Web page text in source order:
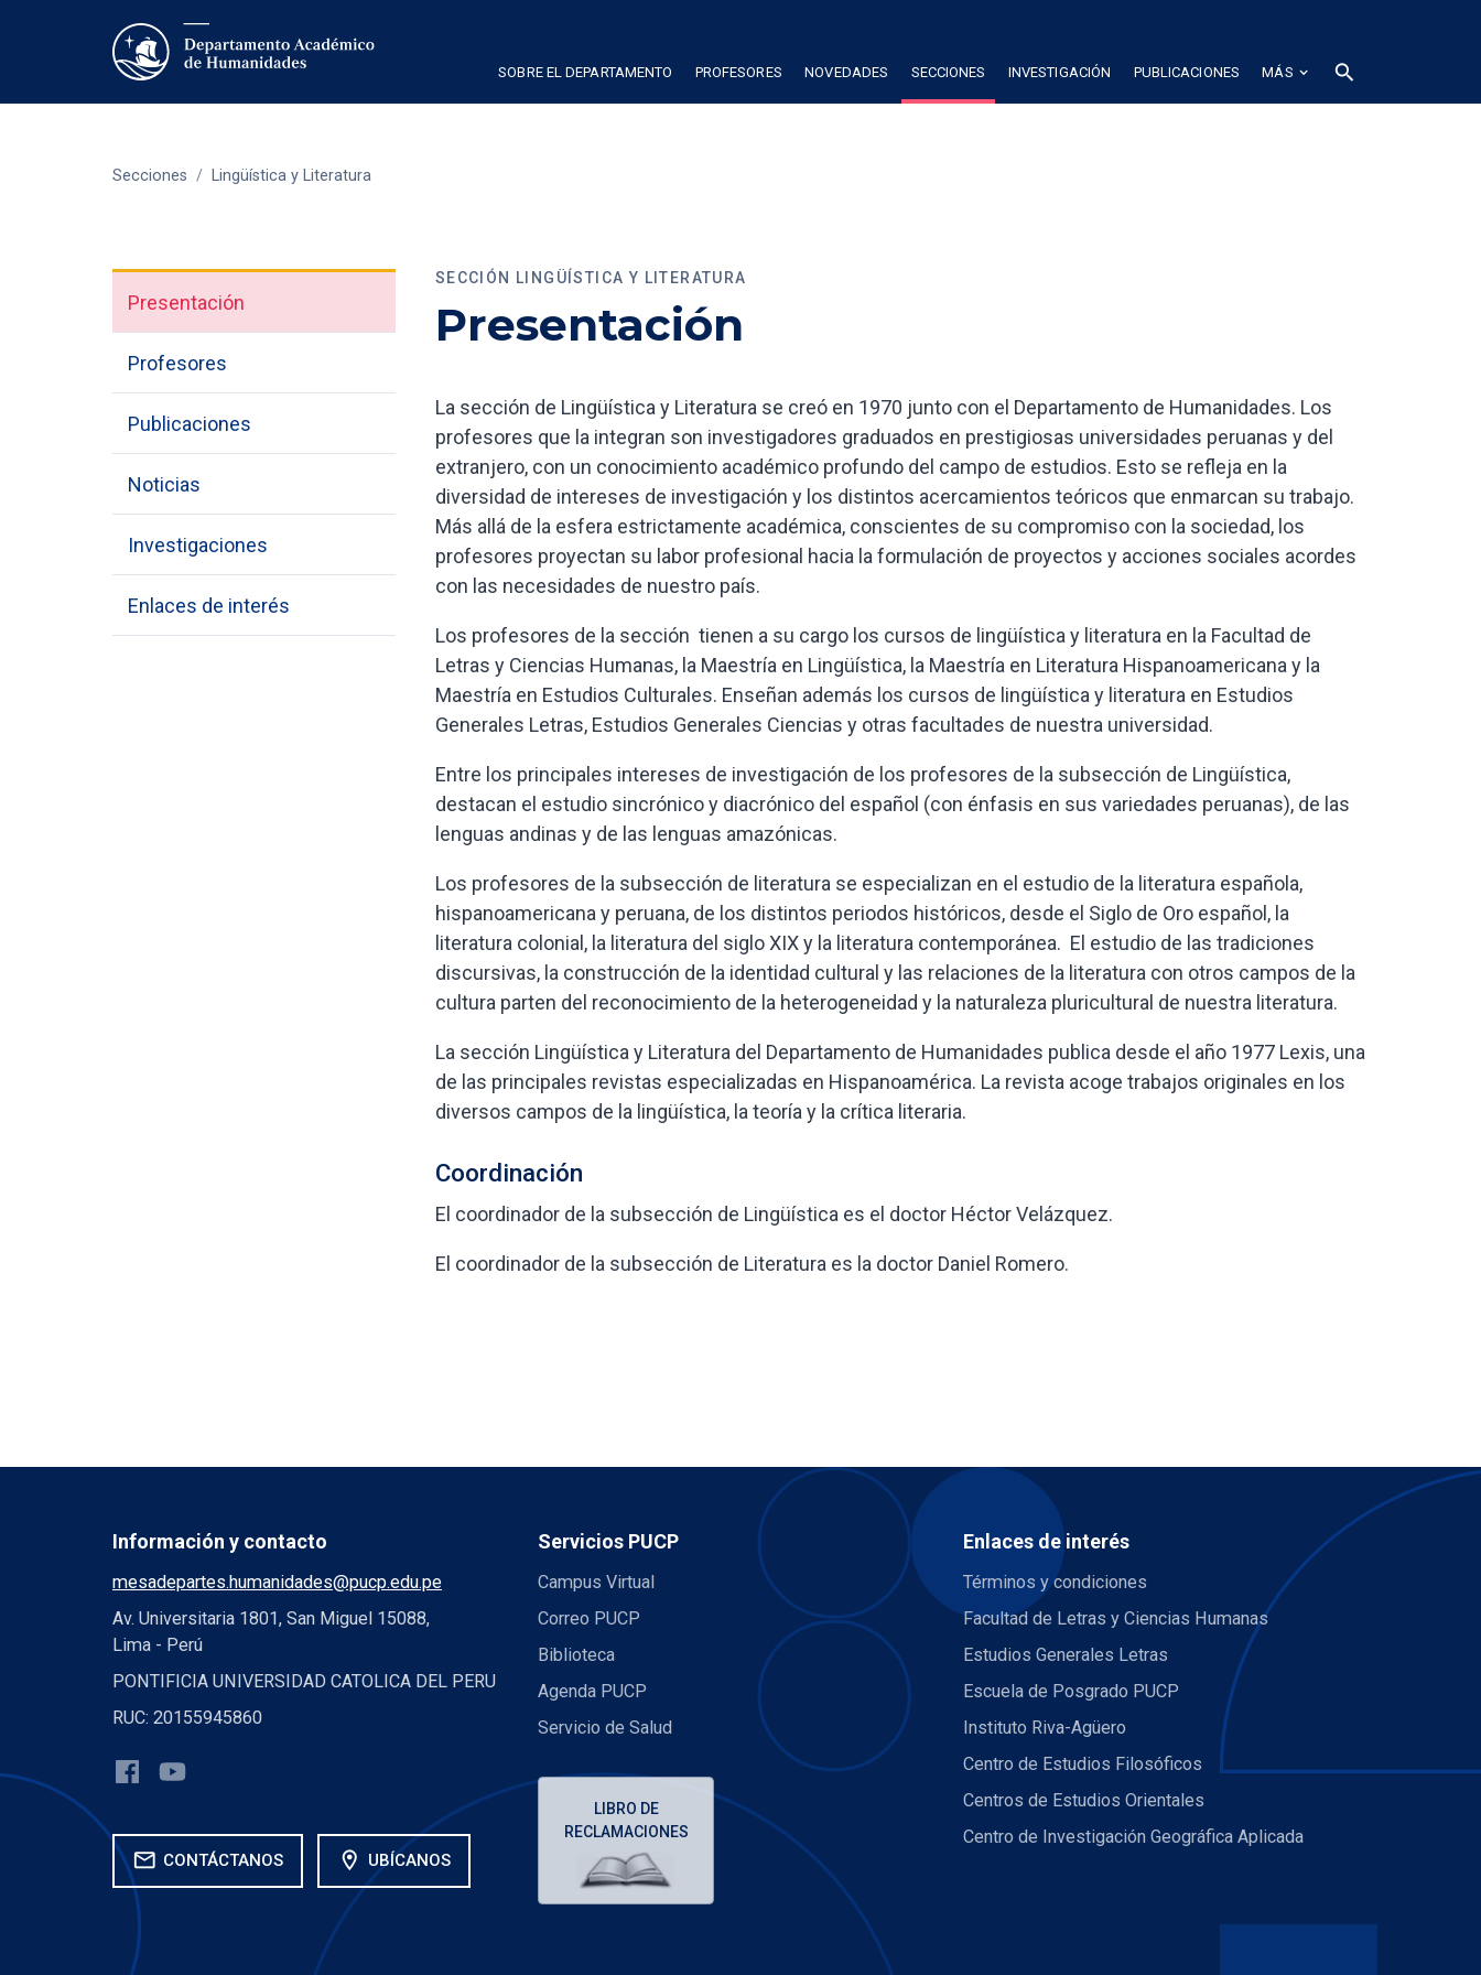
SOBRE EL DEPARTAMENTO PROFESORES NOVEDADES SECCIONES INVESTIGACIÓN PUBLICACIONES MÁS search
Secciones / Lingüística y Literatura
Presentación
Profesores
Publicaciones
Noticias
Investigaciones
Enlaces de interés
SECCIÓN LINGÜÍSTICA Y LITERATURA
Presentación
La sección de Lingüística y Literatura se creó en 1970 junto con el Departamento de Humanidades. Los
profesores que la integran son investigadores graduados en prestigiosas universidades peruanas y del
extranjero, con un conocimiento académico profundo del campo de estudios. Esto se refleja en la
diversidad de intereses de investigación y los distintos acercamientos teóricos que enmarcan su trabajo.
Más allá de la esfera estrictamente académica, conscientes de su compromiso con la sociedad, los
profesores proyectan su labor profesional hacia la formulación de proyectos y acciones sociales acordes
con las necesidades de nuestro país.
Los profesores de la sección tienen a su cargo los cursos de lingüística y literatura en la Facultad de
Letras y Ciencias Humanas, la Maestría en Lingüística, la Maestría en Literatura Hispanoamericana y la
Maestría en Estudios Culturales. Enseñan además los cursos de lingüística y literatura en Estudios
Generales Letras, Estudios Generales Ciencias y otras facultades de nuestra universidad.
Entre los principales intereses de investigación de los profesores de la subsección de Lingüística,
destacan el estudio sincrónico y diacrónico del español (con énfasis en sus variedades peruanas), de las
lenguas andinas y de las lenguas amazónicas.
Los profesores de la subsección de literatura se especializan en el estudio de la literatura española,
hispanoamericana y peruana, de los distintos periodos históricos, desde el Siglo de Oro español, la
literatura colonial, la literatura del siglo XIX y la literatura contemporánea. El estudio de las tradiciones
discursivas, la construcción de la identidad cultural y las relaciones de la literatura con otros campos de la
cultura parten del reconocimiento de la heterogeneidad y la naturaleza pluricultural de nuestra literatura.
La sección Lingüística y Literatura del Departamento de Humanidades publica desde el año 1977 Lexis, una
de las principales revistas especializadas en Hispanoamérica. La revista acoge trabajos originales en los
diversos campos de la lingüística, la teoría y la crítica literaria.
Coordinación
El coordinador de la subsección de Lingüística es el doctor Héctor Velázquez.
El coordinador de la subsección de Literatura es la doctor Daniel Romero.
Información y contacto
mesadepartes.humanidades@pucp.edu.pe
Av. Universitaria 1801, San Miguel 15088,
Lima - Perú
PONTIFICIA UNIVERSIDAD CATOLICA DEL PERU
RUC: 20155945860
mail CONTÁCTANOS location_on UBÍCANOS
Servicios PUCP
Campus Virtual
Correo PUCP
Biblioteca
Agenda PUCP
Servicio de Salud
LIBRO DE
RECLAMACIONES
Enlaces de interés
Términos y condiciones
Facultad de Letras y Ciencias Humanas
Estudios Generales Letras
Escuela de Posgrado PUCP
Instituto Riva-Agüero
Centro de Estudios Filosóficos
Centros de Estudios Orientales
Centro de Investigación Geográfica Aplicada